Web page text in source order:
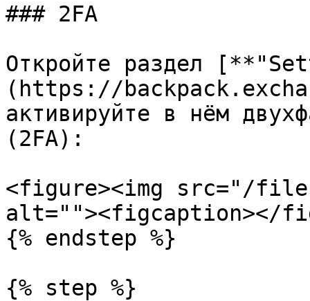
### 2FA
Откройте раздел
(https://
активируйте в нём
(2FA):
<figure><img src="/files/
alt=""><figcaption></
{% endstep %}
{% step %}